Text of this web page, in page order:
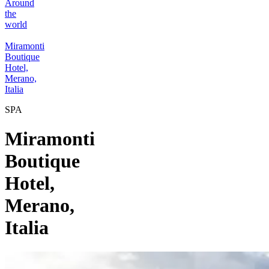
Around
the
world
Miramonti
Boutique
Hotel,
Merano,
Italia
SPA
Miramonti
Boutique
Hotel,
Merano,
Italia